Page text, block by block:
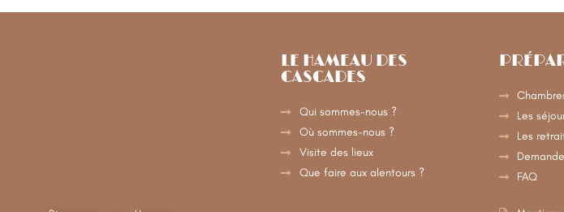
LE HAMEAU DES
CASCADES
Qui sommes-nous ?
Où sommes-nous ?
Visite des lieux
Que faire aux alentours ?
Les
Les
FAQ